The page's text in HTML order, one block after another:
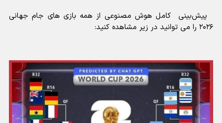
پیش‌بینی کامل هوش مصنوعی از همه بازی های جام جهانی
۲۰۲۶ را می توانید در زیر مشاهده کنید: